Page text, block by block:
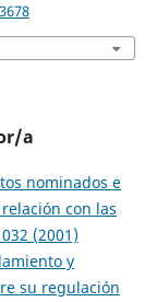
a
nominados e
con las
(2001)
y
su regulación